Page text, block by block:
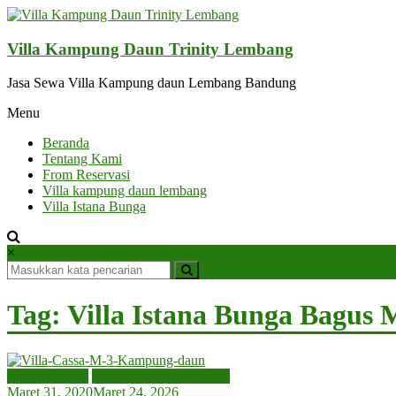
Lompat
konten
Villa Kampung Daun Trinity Lembang
Jasa Sewa Villa Kampung daun Lembang Bandung
Menu
Beranda
Tentang Kami
From Reservasi
Villa kampung daun lembang
Villa Istana Bunga
×
Tag: Villa Istana Bunga Bagus
Maret 31, 2020Maret 24, 2026